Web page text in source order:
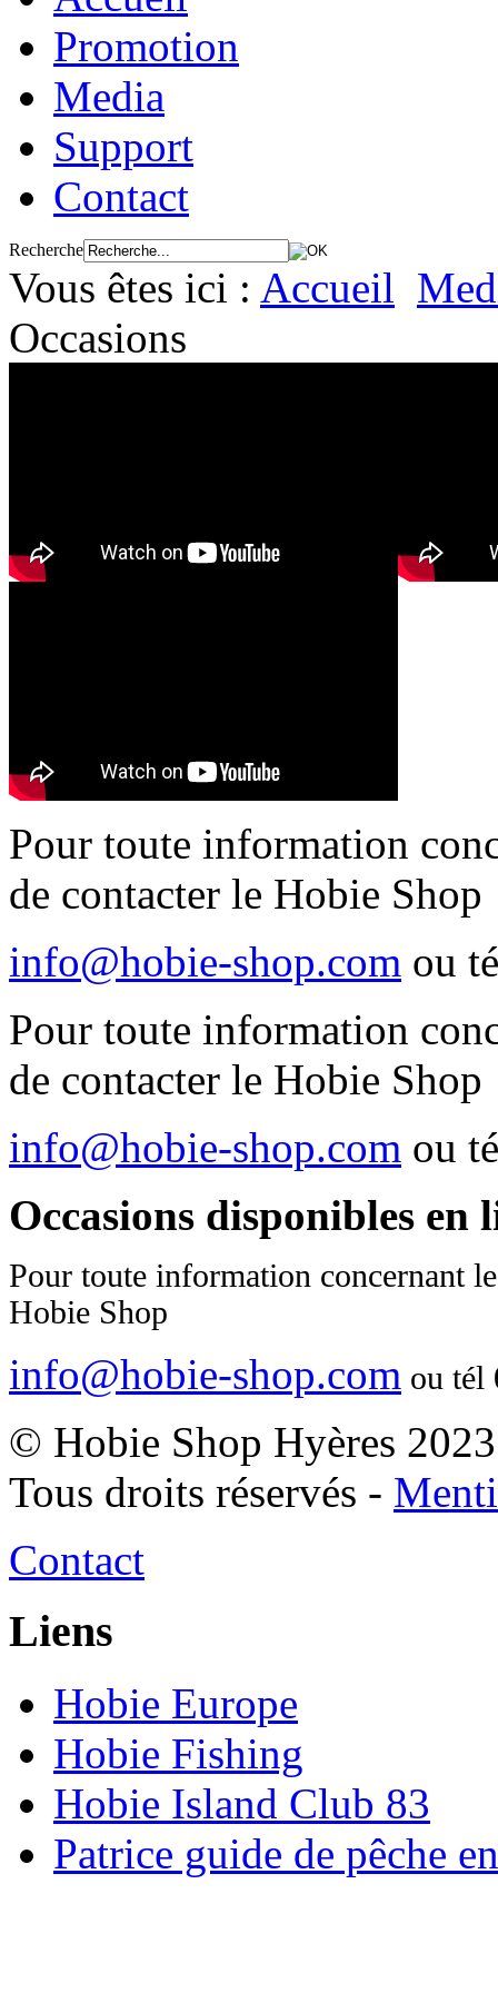
Promotion
Media
Support
Contact
Recherche
Vous êtes ici : Accueil
Occasions
Pour toute information
de contacter le Hobie Shop
info@hobie-shop.com ou
Pour toute information
de contacter le Hobie Shop
info@hobie-shop.com ou
Occasions disponibles en
Pour toute information concernant
Hobie Shop
info@hobie-shop.com ou tél
© Hobie Shop Hyères 2023
Tous droits réservés -
Contact
Liens
Hobie Europe
Hobie Fishing
Hobie Island Club 83
Patrice guide de pêche